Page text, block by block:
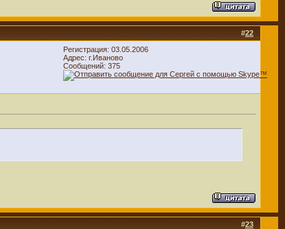
#22
Регистрация: 03.05.2006
Адрес: г.Иваново
Сообщений: 375
#23